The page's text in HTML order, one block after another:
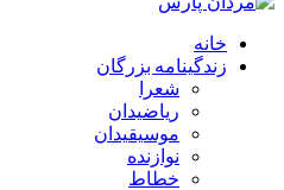
خانه
زندگینامه بزرگان
شعرا
ریاضیدان
موسیقیدان
نوازنده
خطاط